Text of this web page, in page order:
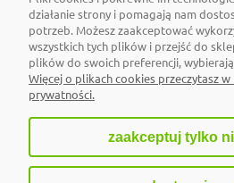
INFORMACJE
O NAS
działanie strony i pomagają nam
potrzeb. Możesz zaakceptować
wszystkich tych plików i przejść do
plików do swoich preferencji,
Więcej o plikach cookies przeczytasz w
prywatności.
zaakceptuj tylko